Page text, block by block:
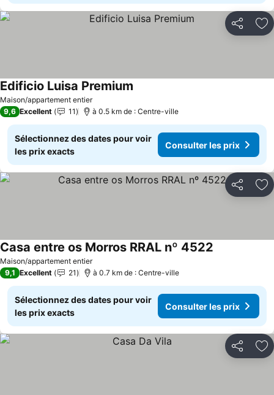
Partager
Maison/appartement entier
Edificio Luisa Premium
9,6 Excellent 11 à 0.5 km de : Centre-ville
Sélectionnez des dates pour voir
les prix exacts
Consulter les prix
Partager
Maison/appartement entier
Casa entre os Morros RRAL nº 4522
9,1 Excellent 21 à 0.7 km de : Centre-ville
Sélectionnez des dates pour voir
les prix exacts
Consulter les prix
Partager